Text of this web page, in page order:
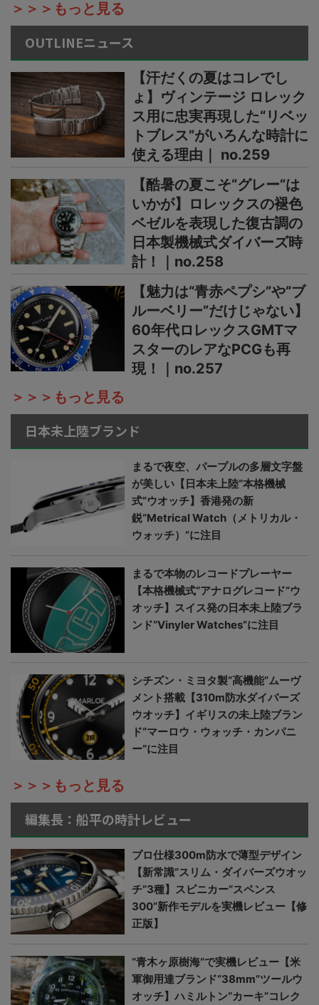
＞＞＞もっと見る
OUTLINEニュース
【汗だくの夏はコレでし
ょ】ヴィンテージ ロレック
ス用に忠実再現した“リベッ
トブレス”がいろんな時計に
使える理由｜ no.259
【酷暑の夏こそ“グレー”は
いかが】ロレックスの褪色
ベゼルを表現した復古調の
日本製機械式ダイバーズ時
計！｜no.258
【魅力は“青赤ペプシ”や“ブ
ルーベリー”だけじゃない】
60年代ロレックスGMTマ
スターのレアなPCGも再
現！｜no.257
＞＞＞もっと見る
日本未上陸ブランド
まるで夜空、パープルの多層文字盤
が美しい【日本未上陸“本格機械
式”ウオッチ】香港発の新
鋭“Metrical Watch（メトリカル・
ウォッチ）”に注目
まるで本物のレコードプレーヤー
【本格機械式“アナログレコード”ウ
オッチ】スイス発の日本未上陸ブラ
ンド“Vinyler Watches”に注目
シチズン・ミヨタ製“高機能”ムーヴ
メント搭載【310m防水ダイバーズ
ウオッチ】イギリスの未上陸ブラン
ド“マーロウ・ウォッチ・カンパニ
ー”に注目
＞＞＞もっと見る
編集長：船平の時計レビュー
プロ仕様300m防水で薄型デザイン
【新常識“スリム・ダイバーズウオッ
チ”3種】スピニカー“スペンス
300”新作モデルを実機レビュー【修
正版】
“青木ヶ原樹海”で実機レビュー【米
軍御用達ブランド“38mm”ツールウ
オッチ】ハミルトン“カーキ”コレク